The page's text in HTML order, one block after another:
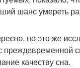
шанс умереть
но это же
преждевременной
качеству сна.